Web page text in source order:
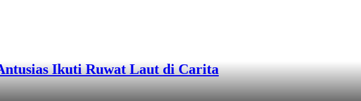
Ikuti Ruwat Laut di Carita